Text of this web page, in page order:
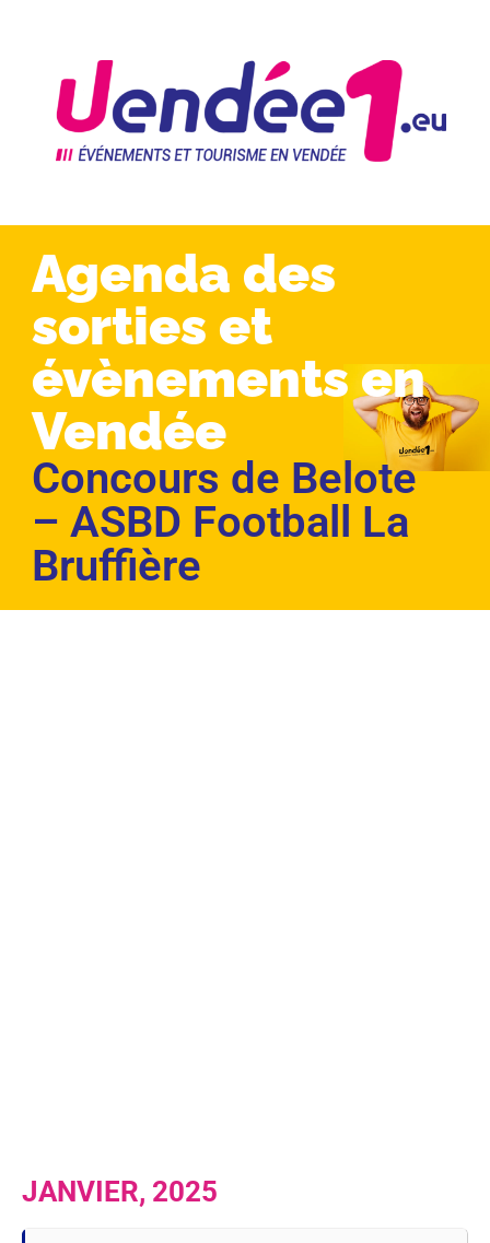
Agenda des
sorties et
évènements en
Vendée
Concours de Belote
– ASBD Football La
Bruffière
JANVIER, 2025